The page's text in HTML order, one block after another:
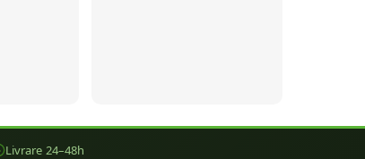
Livrare 24–48h